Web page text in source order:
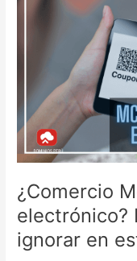
¿Comercio
electrónico?
ignorar en
electrónico?
que
no
debes
ignorar
este
2021